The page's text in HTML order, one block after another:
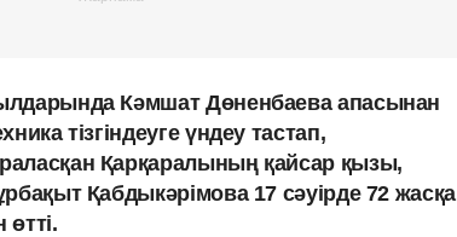
Кәмшат Дөненбаева апасынан
тізгіндеуге үндеу тастап,
Қарқаралының қайсар қызы,
Қабдыкәрімова 17 сәуірде 72 жасқа